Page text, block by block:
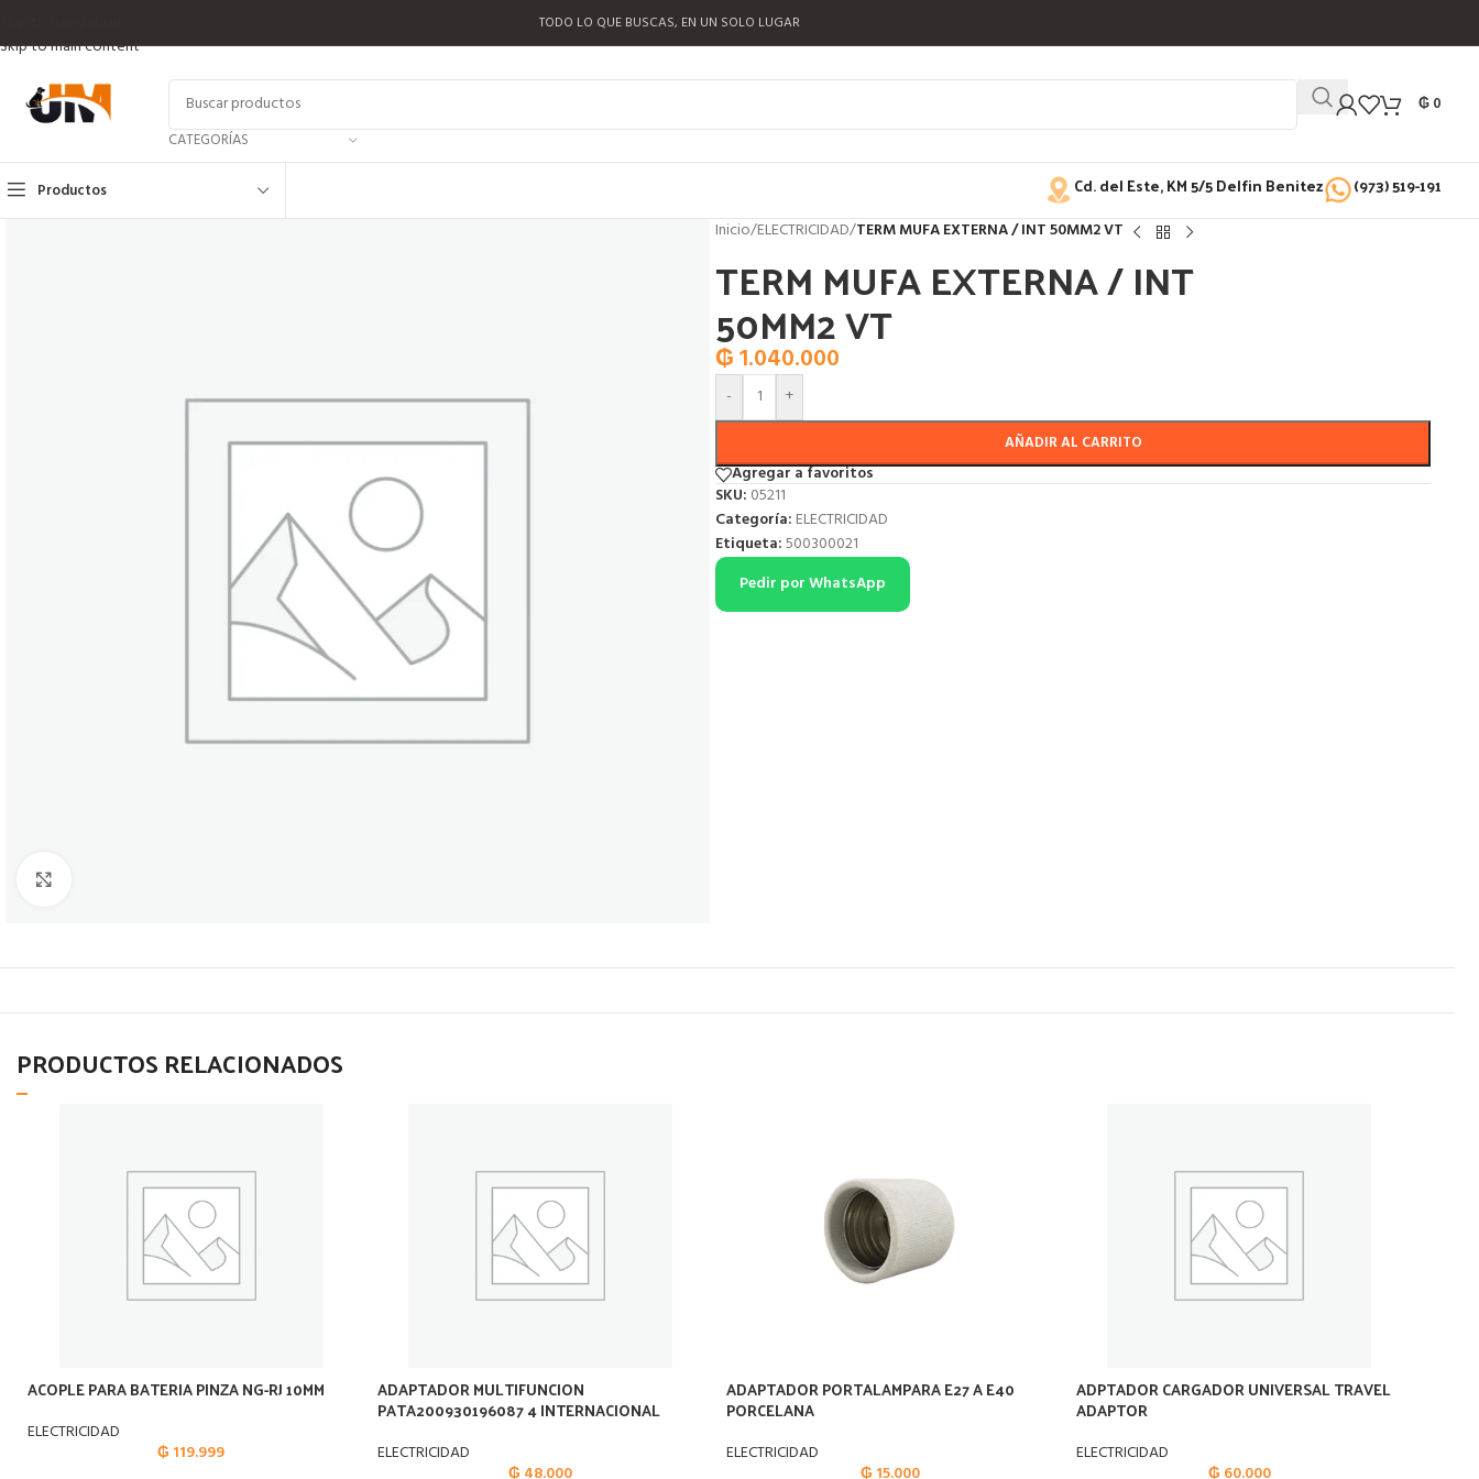
Skip to main content
TODO LO QUE BUSCAS, EN UN SOLO LUGAR
CATEGORÍAS
₲0
Productos Cd. del Este, KM 5/5 Delfin Benitez (973) 519-191
Inicio/ELECTRICIDAD/TERM MUFA EXTERNA / INT 50MM2 VT
TERM MUFA EXTERNA / INT
50MM2 VT
₲1.040.000
- +
AÑADIR AL CARRITO
Agregar a favoritos
SKU: 05211
Categoría: ELECTRICIDAD
Etiqueta:500300021
Pedir por WhatsApp
PRODUCTOS RELACIONADOS
ACOPLE PARA BATERIA PINZA NG-RJ 10MM
ELECTRICIDAD
₲ 119.999
ADAPTADOR MULTIFUNCION
PATA200930196087 4 INTERNACIONAL
ELECTRICIDAD
ADAPTADOR PORTALAMPARA E27 A E40
PORCELANA
ELECTRICIDAD
ADPTADOR CARGADOR UNIVERSAL TRAVEL
ADAPTOR
ELECTRICIDAD